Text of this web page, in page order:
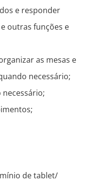
e responder
outras funções e
as mesas e
necessário;
de tablet/